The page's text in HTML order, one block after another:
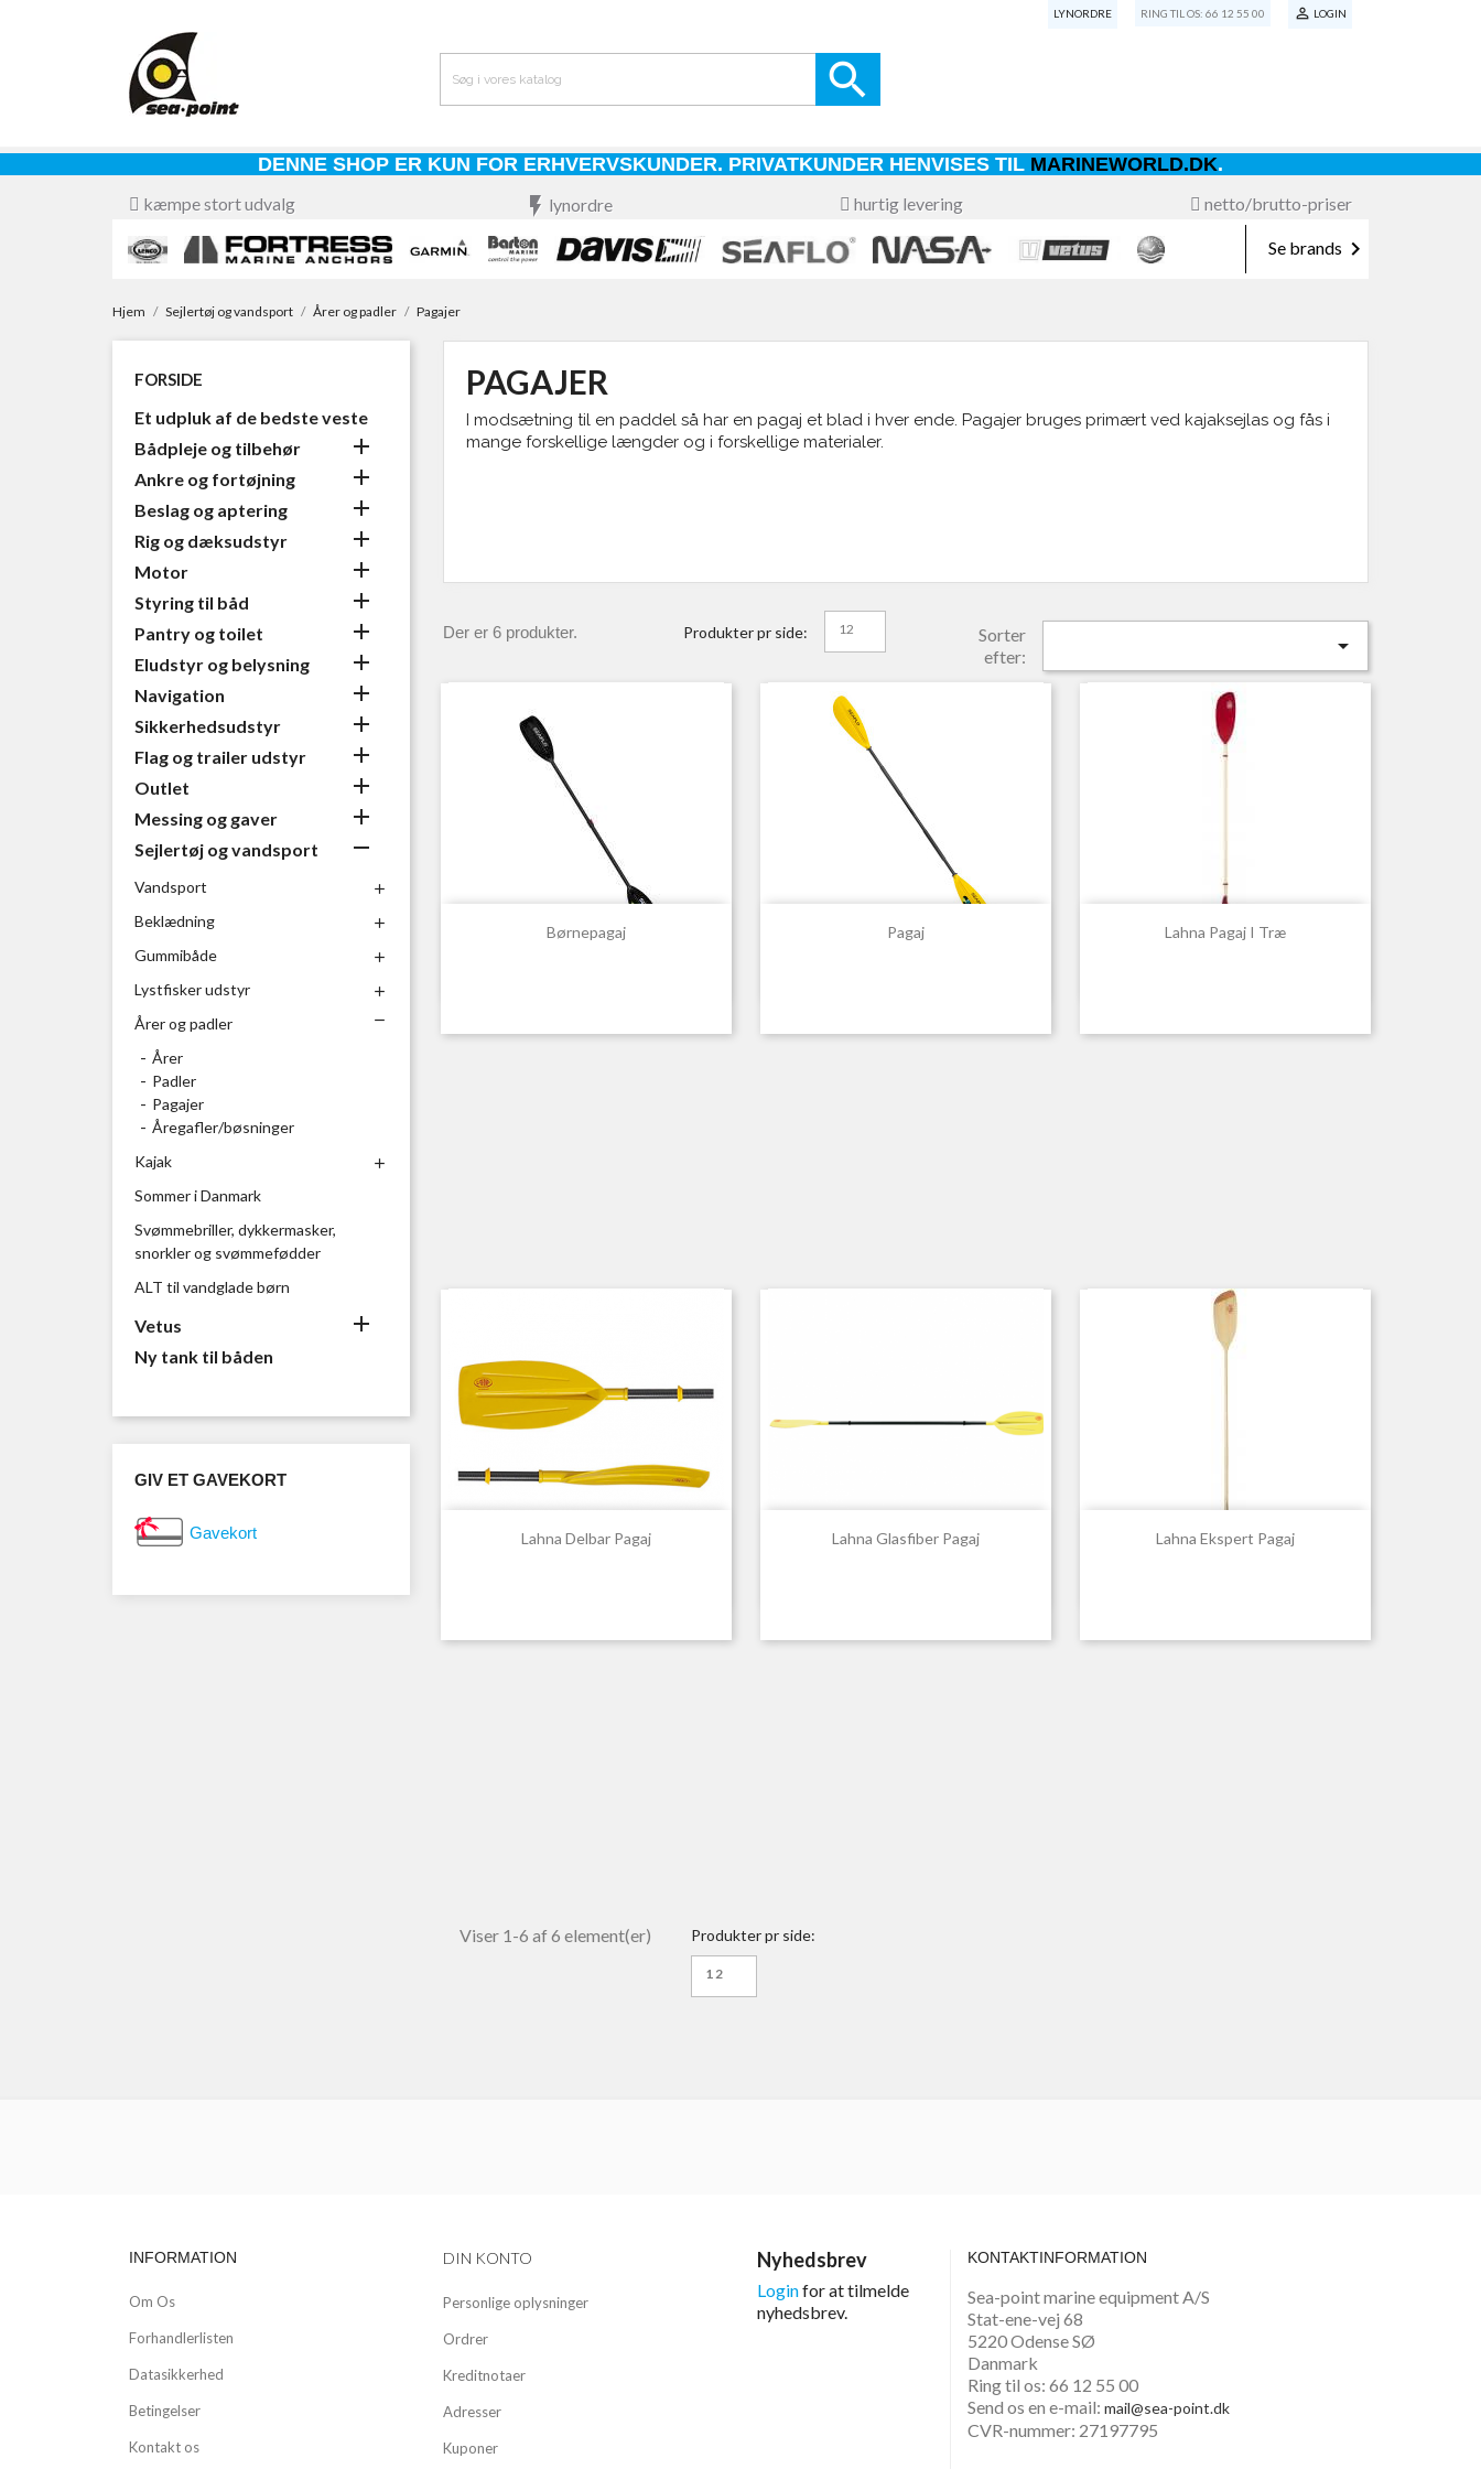
LYNORDRE RING TIL OS: 66 12 55 00  LOGIN

DENNE SHOP ER KUN FOR ERHVERVSKUNDER. PRIVATKUNDER HENVISES TIL MARINEWORLD.DK.
kæmpe stort udvalg flash_on lynordre hurtig levering netto/brutto-priser
Se brands 
Hjem Sejlertøj og vandsport Årer og padler Pagajer
FORSIDE
Et udpluk af de bedste veste
Bådpleje og tilbehør

Ankre og fortøjning 
Beslag og aptering 
Rig og dæksudstyr 
Motor 
Styring til båd 
Pantry og toilet 
Eludstyr og belysning 
Navigation 
Sikkerhedsudstyr 
Flag og trailer udstyr 
Outlet 
Messing og gaver 
Sejlertøj og vandsport 
Vandsport 
Beklædning 
Gummibåde 
Lystfisker udstyr 
Årer og padler 
Årer
Padler
Pagajer
Åregafler/bøsninger
Kajak

Sommer i Danmark
Svømmebriller, dykkermasker,
snorkler og svømmefødder
ALT til vandglade børn
Vetus 
Ny tank til båden
GIV ET GAVEKORT
Gavekort
PAGAJER
I modsætning til en paddel så har en pagaj et blad i hver ende. Pagajer bruges primært ved kajaksejlas og fås i
mange forskellige længder og i forskellige materialer.
Der er 6 produkter. Produkter pr side: 12
Sorter
efter:

Børnepagaj
Hurtigvisning Pagaj
Hurtigvisning Lahna Pagaj I Træ
Hurtigvisning
Lahna Delbar Pagaj
Hurtigvisning Lahna Glasfiber Pagaj
Hurtigvisning Lahna Ekspert Pagaj
Hurtigvisning
Viser 1-6 af 6 element(er) Produkter pr side:
12
INFORMATION
Om Os
Forhandlerlisten
Datasikkerhed
Betingelser
Kontakt os
DIN KONTO
Personlige oplysninger
Ordrer
Kreditnotaer
Adresser
Kuponer
Nyhedsbrev
Loginfor at tilmelde
nyhedsbrev.
KONTAKTINFORMATION
Sea-point marine equipment A/S
Stat-ene-vej 68
5220 Odense SØ
Danmark
Ring til os: 66 12 55 00
Send os en e-mail: mail@sea-point.dk
CVR-nummer: 27197795